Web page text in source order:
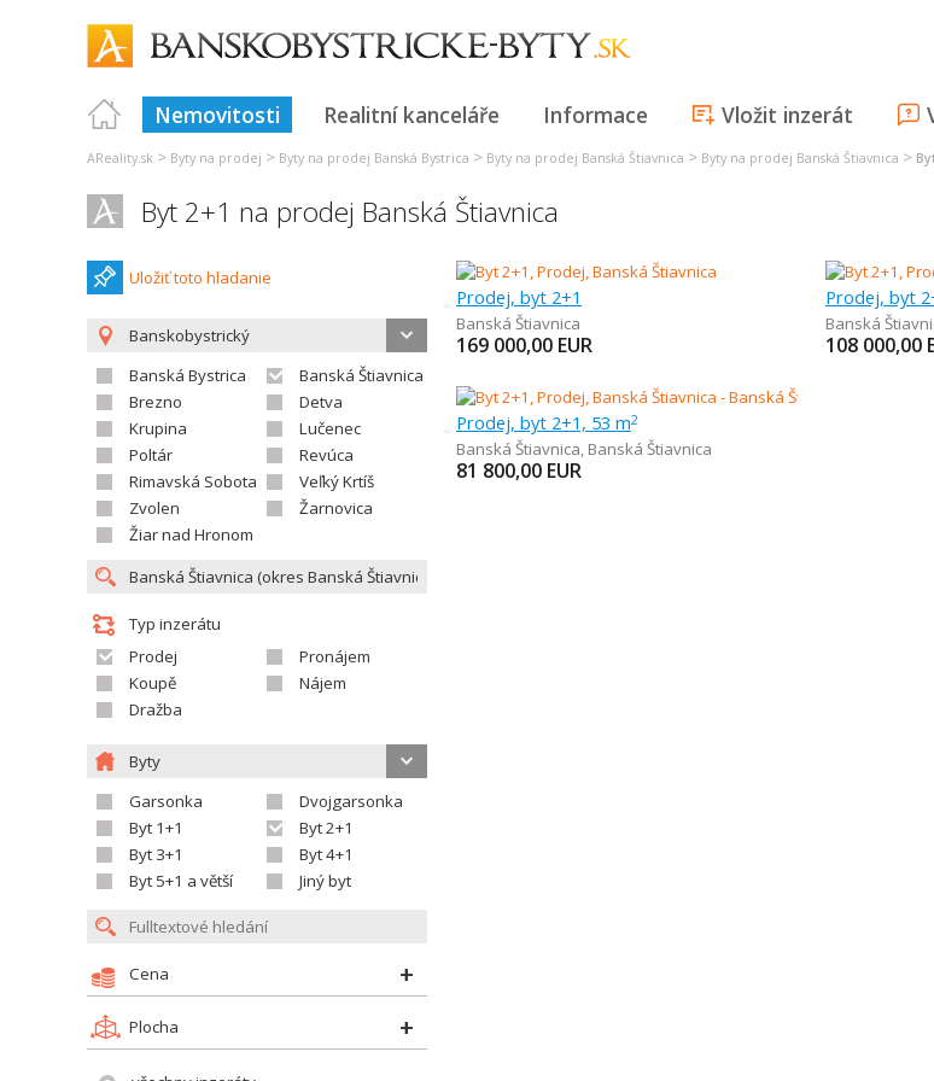
Nemovitosti Realitní kanceláře Informace Vložit inzerát
AReality.sk > Byty na prodej > Byty na prodej Banská Bystrica > Byty na prodej Banská Štiavnica > Byty na prodej Banská Štiavnica >
Byt 2+1 na prodej Banská Štiavnica
Uložiť toto hladanie
Banskobystrický
Banská Bystrica
Banská Štiavnica
Brezno
Detva
Krupina
Lučenec
Poltár
Revúca
Rimavská Sobota
Veľký Krtíš
Zvolen
Žarnovica
Žiar nad Hronom
Typ inzerátu
Prodej
Pronájem
Koupě
Nájem
Dražba
Byty
Garsonka
Dvojgarsonka
Byt 1+1
Byt 2+1
Byt 3+1
Byt 4+1
Byt 5+1 a větší
Jiný byt
Cena
Plocha
Prodej, byt 2+1
Banská Štiavnica
169 000,00 EUR
Prodej, byt
Banská
108 000,00
Prodej, byt 2+1, 53 m2
Banská Štiavnica, Banská Štiavnica
81 800,00 EUR